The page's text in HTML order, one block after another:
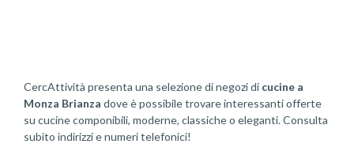
CercAttività presenta una selezione di negozi di cucine a
Monza Brianza dove è possibile trovare interessanti offerte
su cucine componibili, moderne, classiche o eleganti. Consulta
subito indirizzi e numeri telefonici!